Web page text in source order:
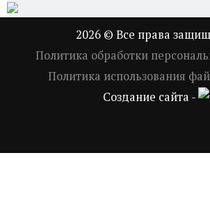
2026 © Все права
Политика обработки
Политика использования
Создание сайта -